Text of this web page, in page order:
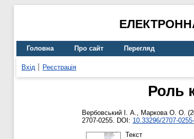
Головна Про сайт Перегляд
Вхід Реєстрація
Роль
Вербовський І. А., Маркова О. О.
2707-0255. DOI: 10.33296/2707-
Текст